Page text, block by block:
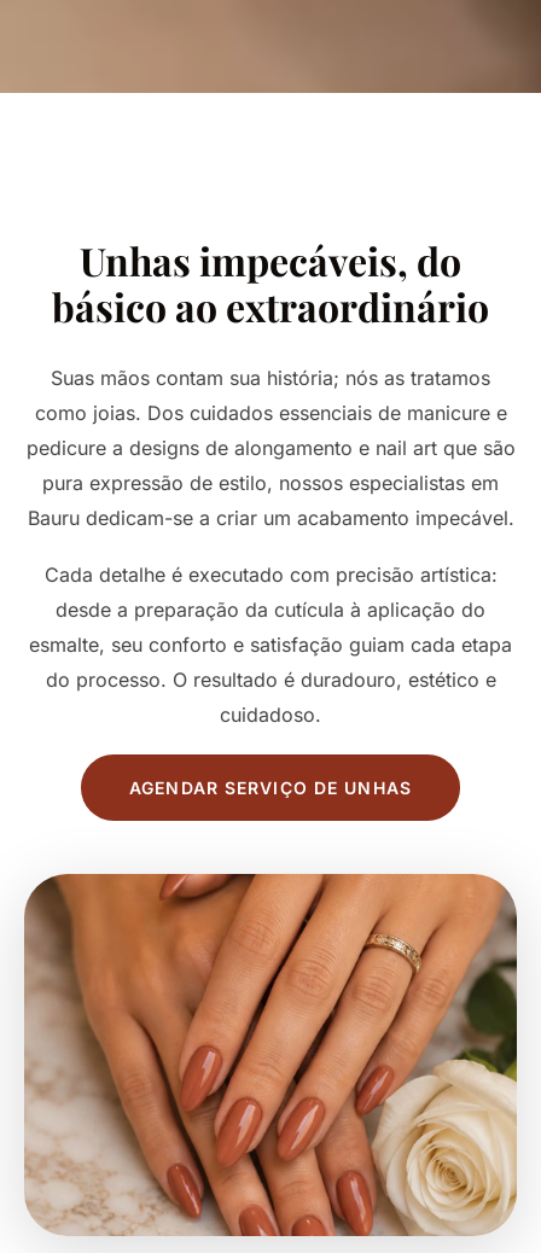
Unhas impecáveis, do
básico ao extraordinário
Suas mãos contam sua história; nós as tratamos
como joias. Dos cuidados essenciais de manicure e
pedicure a designs de alongamento e nail art que são
pura expressão de estilo, nossos especialistas em
Bauru dedicam-se a criar um acabamento impecável.
Cada detalhe é executado com precisão artística:
desde a preparação da cutícula à aplicação do
esmalte, seu conforto e satisfação guiam cada etapa
do processo. O resultado é duradouro, estético e
cuidadoso.
AGENDAR SERVIÇO DE UNHAS